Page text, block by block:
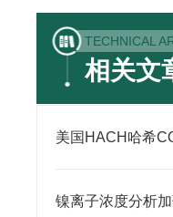
TECHNICAL
相关文
美国HACH哈希
镍离子浓度分析